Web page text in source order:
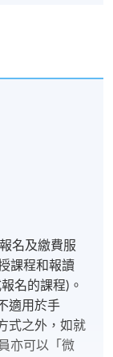
名及繳費服
課程和報讀
名的課程)。
適用於手
式之外，如就
亦可以「微